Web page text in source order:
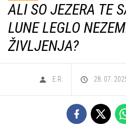
ALI SO JEZERA TE
LUNE LEGLO
ŽIVLJENJA?
E.R. 28. 07.